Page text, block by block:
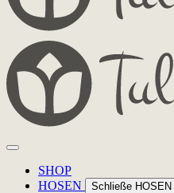
SHOP
HOSEN
Schließe HOSEN